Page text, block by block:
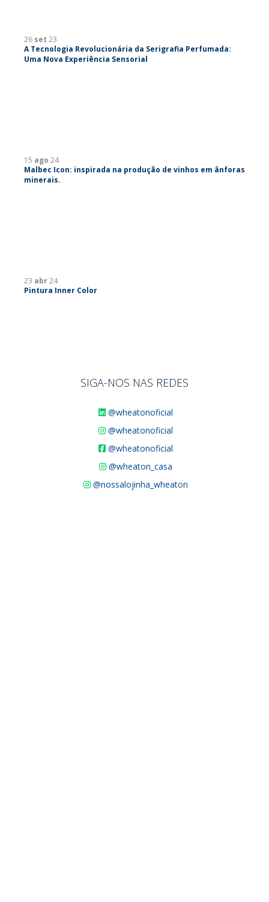
26 set 23
A Tecnologia Revolucionária da Serigrafia Perfumada:
Uma Nova Experiência Sensorial
15 ago 24
Malbec Icon: inspirada na produção de vinhos em ânforas
minerais.
23 abr24
Pintura Inner Color
SIGA-NOS NAS REDES
@wheatonoficial
@wheatonoficial
@wheatonoficial
@wheaton_casa
@nossalojinha_wheaton